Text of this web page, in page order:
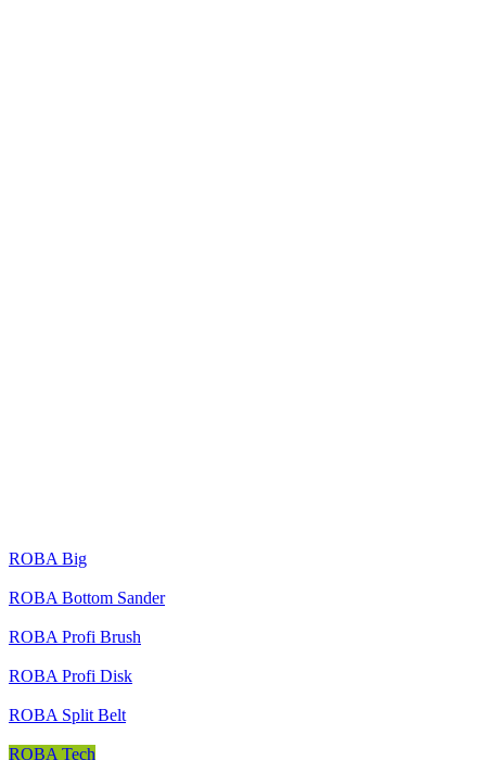
ROBA Big
ROBA Bottom Sander
ROBA Profi Brush
ROBA Profi Disk
ROBA Split Belt
ROBA Tech